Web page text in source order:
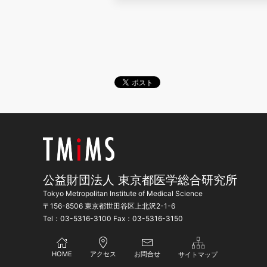
公益財団法人 東京都医学総合研究所
Tokyo Metropolitan Institute of Medical Science
〒156-8506 東京都世田谷区上北沢2-1-6
Tel：03-5316-3100 Fax：03-5316-3150
HOME アクセス お問合せ サイトマップ